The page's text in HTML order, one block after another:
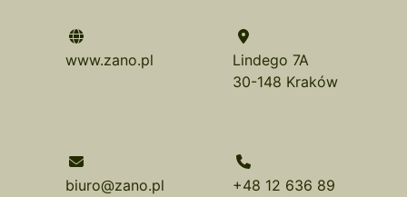
www.zano.pl
Lindego 7A
30-148 Kraków
biuro@zano.pl
+48 12 636 89